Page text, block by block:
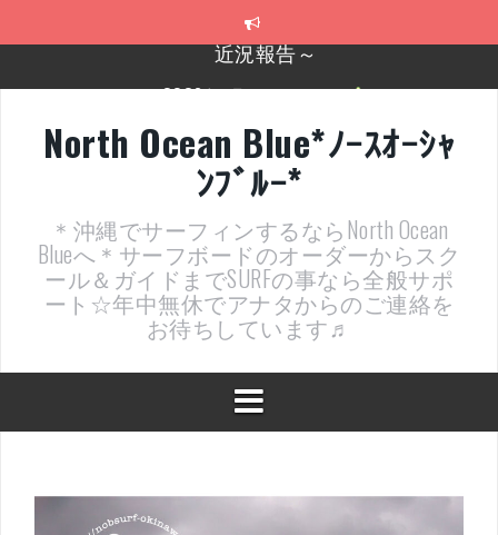
2026年明けました〜
近況報告ww
ヤッチマッターーーー！！！
支部長就任報告と支部予選・検定開催決定！
近況報告～
North Ocean Blue*ﾉｰｽｵｰｼｬ
ﾝﾌﾞﾙｰ*
＊沖縄でサーフィンするならNorth Ocean
Blueへ＊サーフボードのオーダーからスク
ール＆ガイドまでSURFの事なら全般サポ
ート☆年中無休でアナタからのご連絡を
お待ちしています♬